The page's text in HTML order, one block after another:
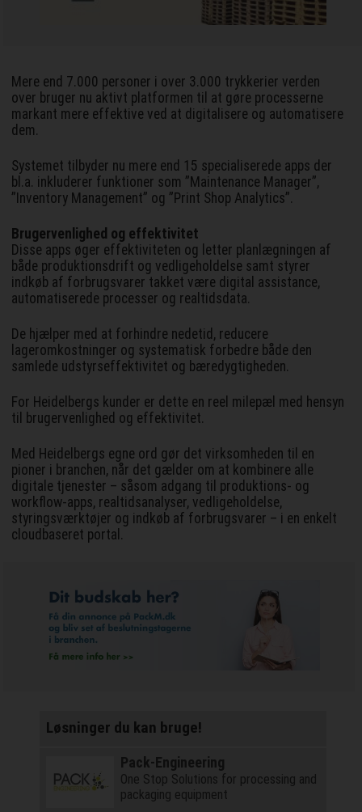
Mere end 7.000 personer i over 3.000 trykkerier verden
over bruger nu aktivt platformen til at gøre processerne
markant mere effektive ved at digitalisere og automatisere
dem.
Systemet tilbyder nu mere end 15 specialiserede apps der
bl.a. inkluderer funktioner som ”Maintenance Manager”,
”Inventory Management” og ”Print Shop Analytics”.
Brugervenlighed og effektivitet
Disse apps øger effektiviteten og letter planlægningen af
både produktionsdrift og vedligeholdelse samt styrer
indkøb af forbrugsvarer takket være digital assistance,
automatiserede processer og realtidsdata.
De hjælper med at forhindre nedetid, reducere
lageromkostninger og systematisk forbedre både den
samlede udstyrseffektivitet og bæredygtigheden.
For Heidelbergs kunder er dette en reel milepæl med hensyn
til brugervenlighed og effektivitet.
Med Heidelbergs egne ord gør det virksomheden til en
pioner i branchen, når det gælder om at kombinere alle
digitale tjenester – såsom adgang til produktions- og
workflow-apps, realtidsanalyser, vedligeholdelse,
styringsværktøjer og indkøb af forbrugsvarer – i en enkelt
cloudbaseret portal.
Løsninger du kan bruge!
Pack-Engineering
One Stop Solutions for processing and
packaging equipment